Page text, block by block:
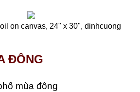
on canvas, 24" x 30", dinhcuong
ĐÔNG
mùa đông